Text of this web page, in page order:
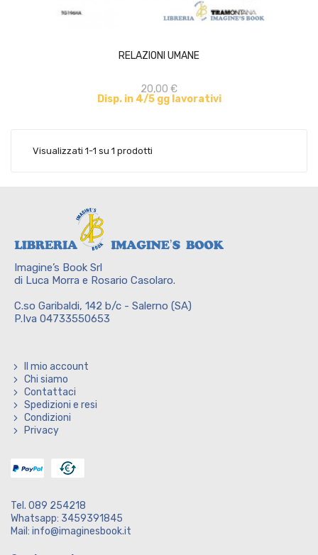
RELAZIONI UMANE
20,00 €
Disp. in 4/5 gg lavorativi
Visualizzati 1-1 su 1 prodotti
Imagine’s Book Srl
di Luca Morra e Rosario Casolaro.
C.so Garibaldi, 142 b/c - Salerno (SA)
P.Iva 04733550653
Il mio account
Chi siamo
Contattaci
Spedizioni e resi
Condizioni
Privacy
Tel. 089 254218
Whatsapp: 3459391845
Mail: info@imaginesbook.it